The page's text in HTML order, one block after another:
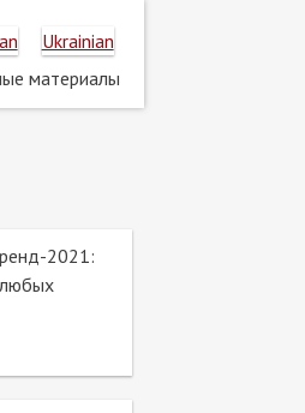
Ukrainian
Основная
материалы
2021: